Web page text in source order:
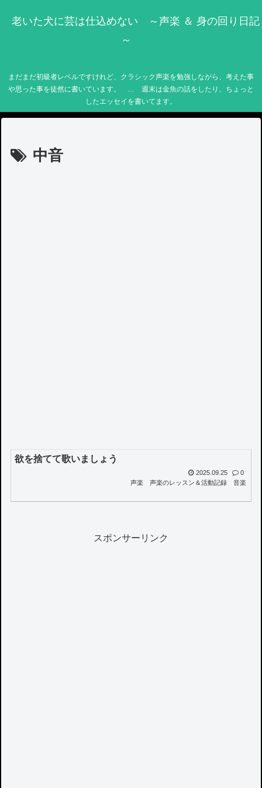
老いた犬に芸は仕込めない ～声楽 ＆ 身の回り日記
～
まだまだ初級者レベルですけれど、クラシック声楽を勉強しながら、考えた事
や思った事を徒然に書いています。 … 週末は金魚の話をしたり、ちょっと
したエッセイを書いてます。
中音
欲を捨てて歌いましょう
2025.09.25
0
声楽
声楽のレッスン＆活動記録 音楽
スポンサーリンク